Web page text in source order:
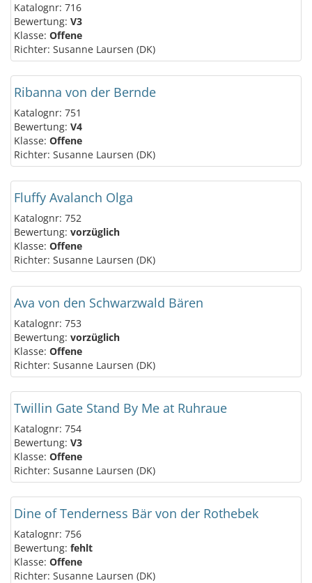
Katalognr: 716
Bewertung: V3
Klasse: Offene
Richter: Susanne Laursen (DK)
Ribanna von der Bernde
Katalognr: 751
Bewertung: V4
Klasse: Offene
Richter: Susanne Laursen (DK)
Fluffy Avalanch Olga
Katalognr: 752
Bewertung: vorzüglich
Klasse: Offene
Richter: Susanne Laursen (DK)
Ava von den Schwarzwald Bären
Katalognr: 753
Bewertung: vorzüglich
Klasse: Offene
Richter: Susanne Laursen (DK)
Twillin Gate Stand By Me at Ruhraue
Katalognr: 754
Bewertung: V3
Klasse: Offene
Richter: Susanne Laursen (DK)
Dine of Tenderness Bär von der Rothebek
Katalognr: 756
Bewertung: fehlt
Klasse: Offene
Richter: Susanne Laursen (DK)